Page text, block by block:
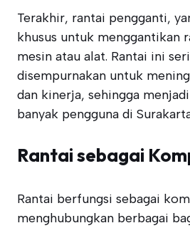
Terakhir, rantai pengganti,
khusus untuk menggantikan
mesin atau alat. Rantai ini
disempurnakan untuk
dan kinerja, sehingga
banyak pengguna di
Rantai sebagai
Rantai berfungsi sebagai
menghubungkan berbagai